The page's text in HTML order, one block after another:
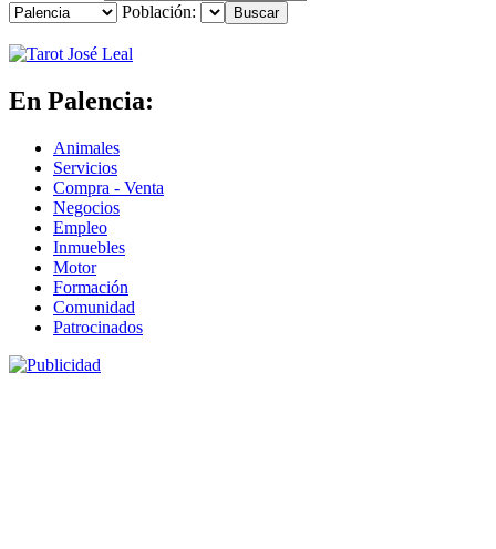
Población:
En Palencia:
Animales
Servicios
Compra - Venta
Negocios
Empleo
Inmuebles
Motor
Formación
Comunidad
Patrocinados